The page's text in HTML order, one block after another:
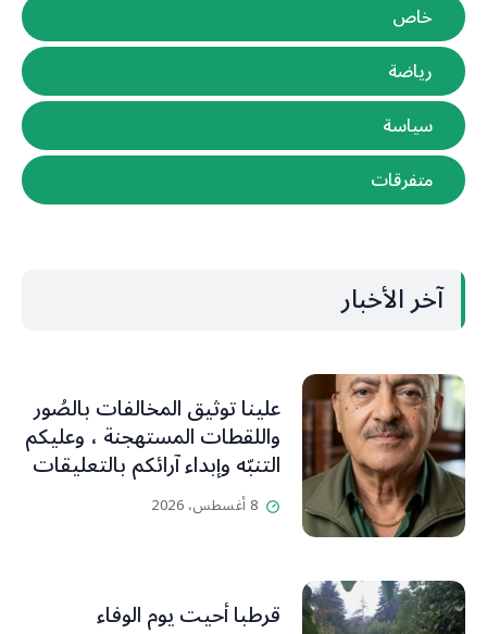
خاص
رياضة
سياسة
متفرقات
آخر الأخبار
علينا توثيق المخالفات بالصُور
واللقطات المستهجنة ، وعليكم
التنبّه وإبداء آرائكم بالتعليقات
(جورج صبّاغ)
8 أغسطس، 2026
قرطبا أحيت يوم الوفاء